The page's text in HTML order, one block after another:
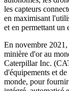
les capteurs
en maximisant
et en permettant un
En novembre
minière d'or au
Caterpillar Inc.
d'équipements et
monde, pour